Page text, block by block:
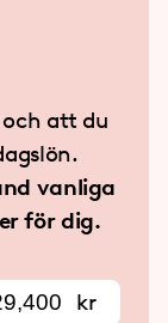
att du
vanliga
för dig.
kr